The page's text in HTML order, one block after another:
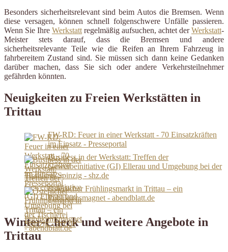
Besonders sicherheitsrelevant sind beim Autos die Bremsen. Wenn
diese versagen, können schnell folgenschwere Unfälle passieren.
Wenn Sie Ihre Werkstatt regelmäßig aufsuchen, achtet derWerkstatt-
Meister stets darauf, dass die Bremsen und andere
sicherheitsrelevante Teile wie die Reifen an Ihrem Fahrzeug in
fahrbereitem Zustand sind. Sie müssen sich dann keine Gedanken
darüber machen, dass Sie sich oder andere Verkehrsteilnehmer
gefährden könnten.
Neuigkeiten zu Freien Werkstätten in
Trittau
FW-RD: Feuer in einer Werkstatt - 70 Einsatzkräften
im Einsatz - Presseportal
Business in der Werkstatt: Treffen der
Gewerbeinitiative (GI) Ellerau und Umgebung bei der
Tischlerei Spinzig - shz.de
Österlicher Frühlingsmarkt in Trittau – ein
Publikumsmagnet - abendblatt.de
Winter-Check und weitere Angebote in
Trittau